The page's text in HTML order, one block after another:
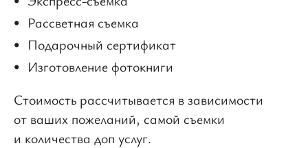
Рассветная съемка
Подарочный сертификат
Изготовление фотокниги
Стоимость рассчитывается в зависимости
от ваших пожеланий, самой съемки
и количества доп услуг.